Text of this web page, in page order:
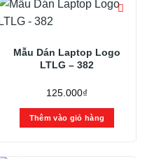
Mẫu Dán Laptop Logo
LTLG – 382
125.000₫
Thêm vào giỏ hàng